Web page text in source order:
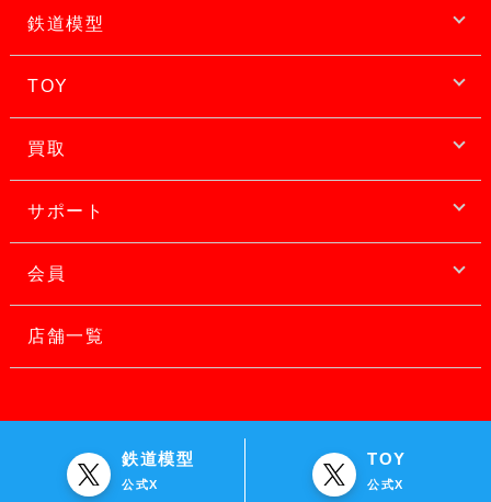
鉄道模型
TOY
買取
サポート
会員
店舗一覧
鉄道模型
公式X
TOY
公式X